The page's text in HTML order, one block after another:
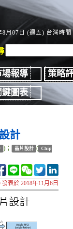
8月07日 (週五) 台灣時間
場報導
策略
鍵圖表
計
)； 晶片設計 ( Chip
表於 2018年11月6日